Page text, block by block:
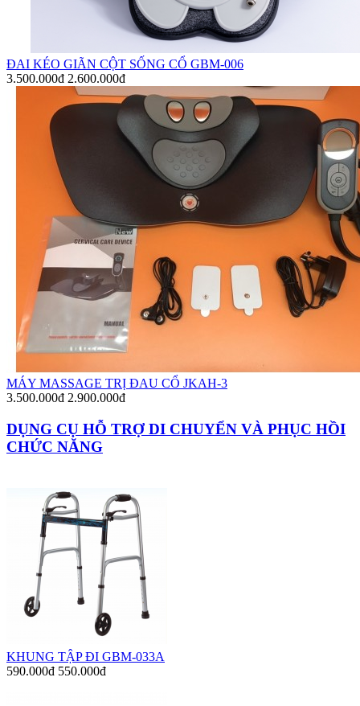
ĐAI KÉO GIÃN CỘT SỐNG CỔ GBM-006
3.500.000đ 2.600.000đ
MÁY MASSAGE TRỊ ĐAU CỔ JKAH-3
3.500.000đ 2.900.000đ
DỤNG CỤ HỖ TRỢ DI CHUYỂN VÀ PHỤC HỒI
CHỨC NĂNG
KHUNG TẬP ĐI GBM-033A
590.000đ 550.000đ